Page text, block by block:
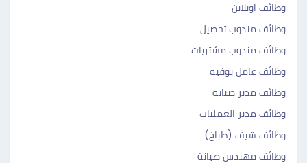
وظائف اونلاين
وظائف مندوب تحصيل
وظائف مندوب مشتريات
وظائف عامل بوفيه
وظائف مدير صيانة
وظائف مدير العمليات
وظائف شيف (طباخ)
وظائف مهندس صيانة